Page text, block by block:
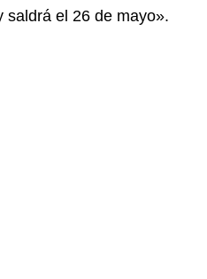
saldrá el 26 de mayo».